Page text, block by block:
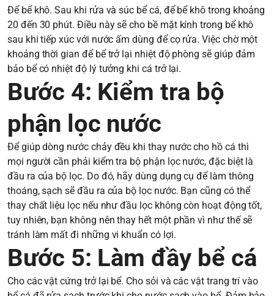
Để bể khô. Sau khi rửa và súc bể cá, để bể khô trong khoảng
20 đến 30 phút. Điều này sẽ cho bề mặt kính trong bể khô
sau khi tiếp xúc với nước ấm dùng để cọ rửa. Việc chờ một
khoảng thời gian để bể trở lại nhiệt độ phòng sẽ giúp đảm
bảo bể có nhiệt độ lý tưởng khi cá trở lại.
Bước 4: Kiểm tra bộ
phận lọc nước
Để giúp dòng nước chảy đều khi thay nước cho hồ cá thì
mọi người cần phải kiểm tra bộ phận lọc nước, đặc biệt là
đầu ra của bộ lọc. Do đó, hãy dùng dụng cụ để làm thông
thoáng, sạch sẽ đầu ra của bộ lọc nước. Bạn cũng có thể
thay chất liệu lọc nếu như đầu lọc không còn hoạt động tốt,
tuy nhiên, bạn không nên thay hết một phần vì như thế sẽ
tránh làm mất đi những vi khuẩn có lợi.
Bước 5: Làm đầy bể cá
Cho các vật cứng trở lại bể. Cho sỏi và các vật trang trí vào